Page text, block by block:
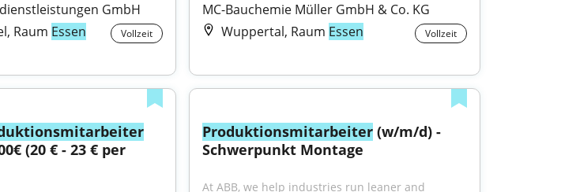
GmbH
Raum Essen Vollzeit
MC-Bauchemie Müller GmbH & Co. KG
Wuppertal, Raum Essen Vollzeit
(20 € - 23 € per
Produktionsmitarbeiter (w/m/d) -
Schwerpunkt Montage
At ABB, we help industries run leaner and